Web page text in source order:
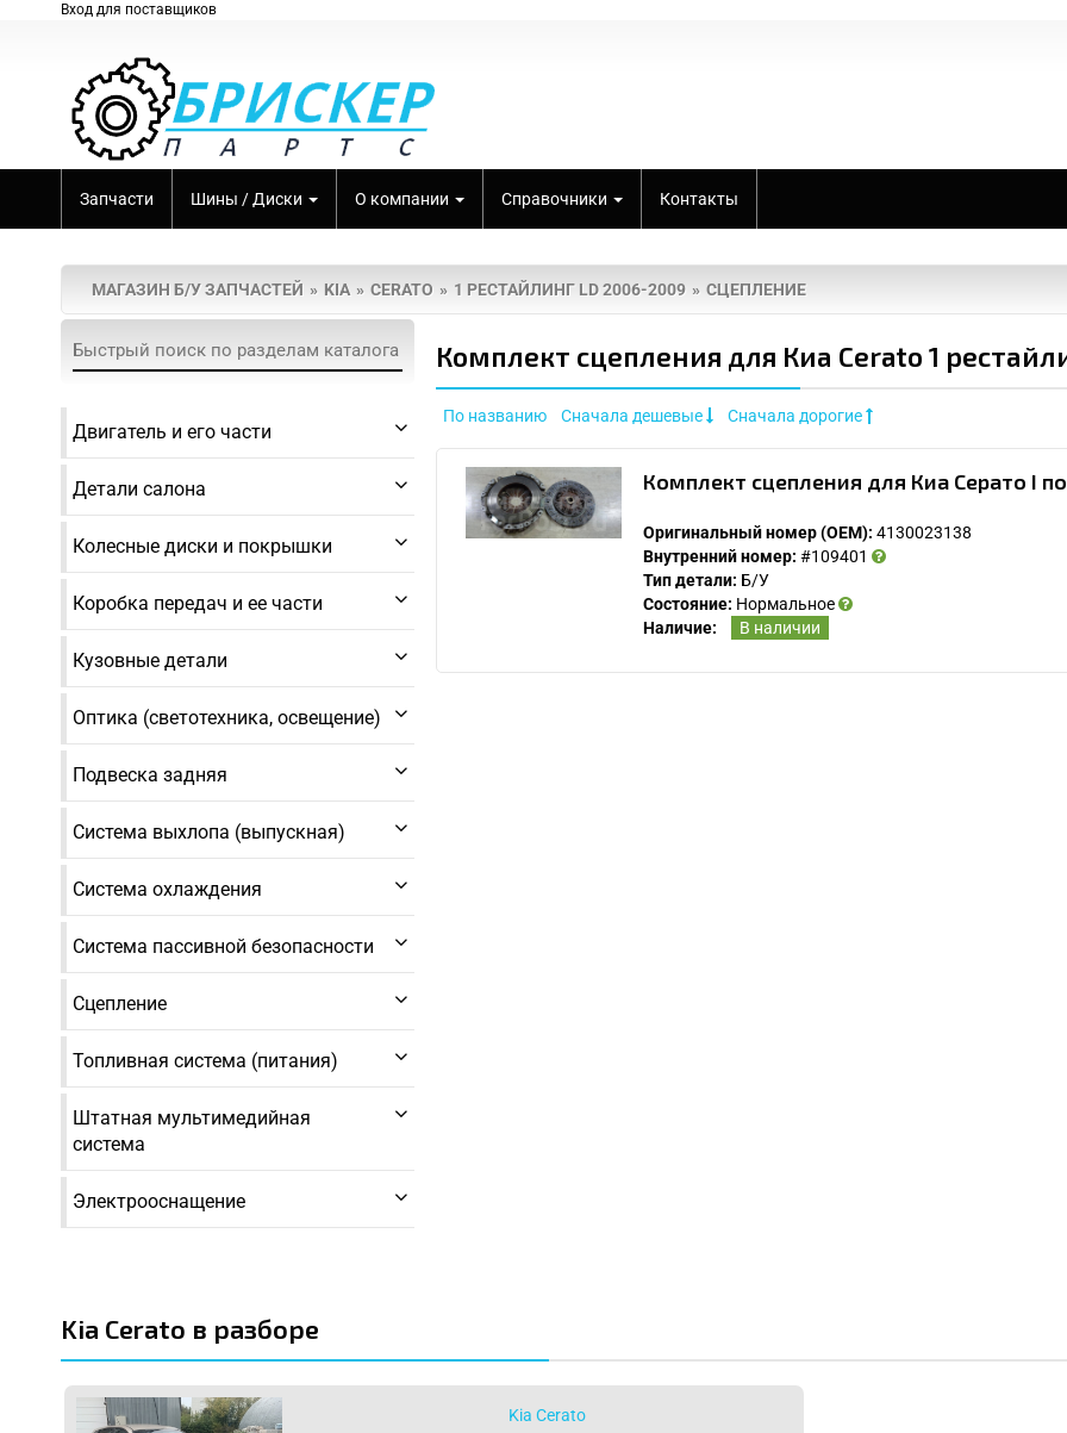
Вход для поставщиков
Запчасти Шины / Диски О компании Справочники Контакты
МАГАЗИН Б/У ЗАПЧАСТЕЙ KIA CERATO 1 РЕСТАЙЛИНГ LD 2006-2009 СЦЕПЛЕНИЕ
Двигатель и его части
Детали салона
Колесные диски и покрышки
Коробка передач и ее части
Кузовные детали
Оптика (светотехника, освещение)
Подвеска задняя
Система выхлопа (выпускная)
Система охлаждения
Система пассивной безопасности
Сцепление
Топливная система (питания)
Штатная мультимедийная
система
Электрооснащение
Комплект сцепления для Киа Cerato 1
По названию Сначала дешевые Сначала дорогие
Комплект сцепления для Киа Серато I
Оригинальный номер (OEM): 4130023138
Внутренний номер: #109401
Тип детали: Б/У
Состояние: Нормальное
Наличие:
В наличии
Kia Cerato в разборе
Kia Cerato